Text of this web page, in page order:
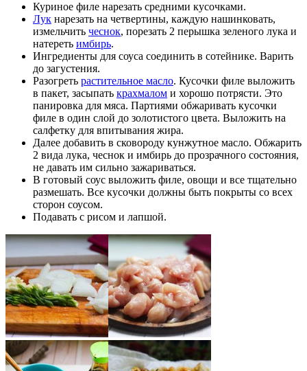
Куриное филе нарезать средними кусочками.
Лук нарезать на четвертины, каждую нашинковать,
измельчить чеснок, порезать 2 перышка зеленого лука и
натереть имбирь.
Ингредиенты для соуса соединить в сотейнике. Варить
до загустения.
Разогреть растительное масло. Кусочки филе выложить
в пакет, засыпать крахмалом и хорошо потрясти. Это
панировка для мяса. Партиями обжаривать кусочки
филе в один слой до золотистого цвета. Выложить на
салфетку для впитывания жира.
Далее добавить в сковороду кунжутное масло. Обжарить
2 вида лука, чеснок и имбирь до прозрачного состояния,
не давать им сильно зажариваться.
В готовый соус выложить филе, овощи и все тщательно
размешать. Все кусочки должны быть покрыты со всех
сторон соусом.
Подавать с рисом и лапшой.